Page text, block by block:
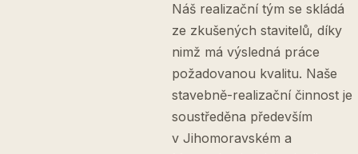
Náš realizační tým se skládá
ze zkušených stavitelů, díky
nimž má výsledná práce
požadovanou kvalitu. Naše
stavebně-realizační činnost je
soustředěna především
v Jihomoravském a